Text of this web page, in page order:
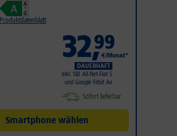
Produktdatenblatt
32,99
€/Monat*
DAUERHAFT
Inkl. 1&1 All-Net-Flat S
und Google Fitbit Air
Sofort lieferbar
Smartphone wählen